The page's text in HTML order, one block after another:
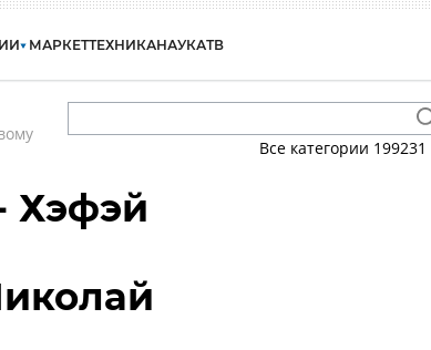
МАРКЕТТЕХНИКАНАУКАТВ
Все категории 199231
Хэфэй